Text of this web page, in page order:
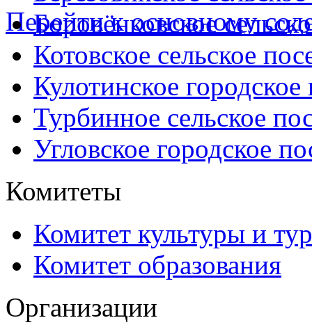
Перейти к основному
Боровёнковское
Котовское сельское
Кулотинское городское
Турбинное сельское
Угловское городское
Комитеты
Комитет культуры и
Комитет образования
Организации